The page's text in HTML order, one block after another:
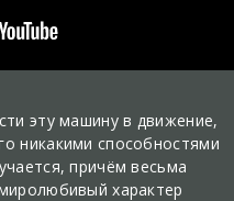
эту машину в движение,
никакими способностями
причём весьма
характер